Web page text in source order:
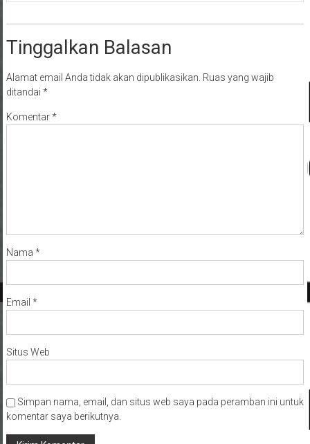
Tinggalkan Balasan
Alamat email Anda tidak akan dipublikasikan. Ruas yang wajib
ditandai *
Komentar*
Nama *
Email *
Situs Web
Simpan nama, email, dan situs web saya pada peramban ini untuk
komentar saya berikutnya.